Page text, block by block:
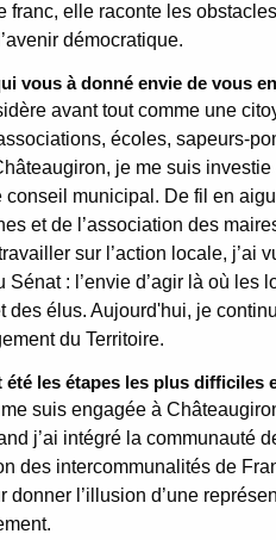
franc, elle raconte les
démocratique.
vous à donné envie de vous
avant tout comme une
écoles,
je me suis
conseil municipal. De fil en
et de l’association des
sur l’action locale, j’ai
Sénat : l’envie d’agir là où
des élus. Aujourd'hui, je
du Territoire.
été les étapes les plus difficiles
suis engagée à
j’ai intégré la communauté
des intercommunalités de
donner l’illusion d’une